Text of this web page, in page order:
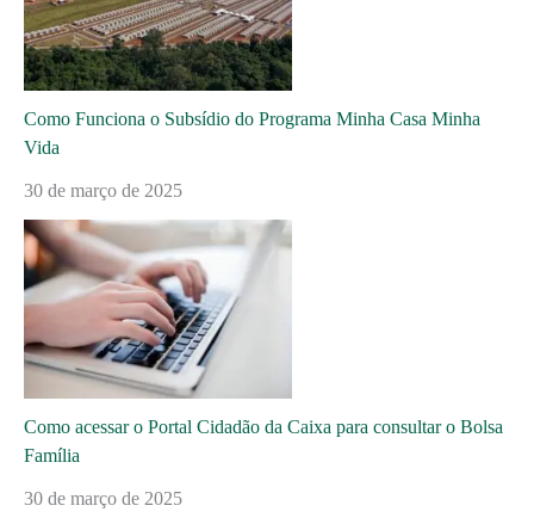
Como Funciona o Subsídio do Programa Minha Casa Minha
Vida
30 de março de 2025
Como acessar o Portal Cidadão da Caixa para consultar o Bolsa
Família
30 de março de 2025